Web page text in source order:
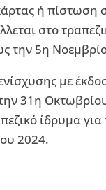
ή πίστωση
στο
την 5η
με
31η
ίδρυμα
2024.